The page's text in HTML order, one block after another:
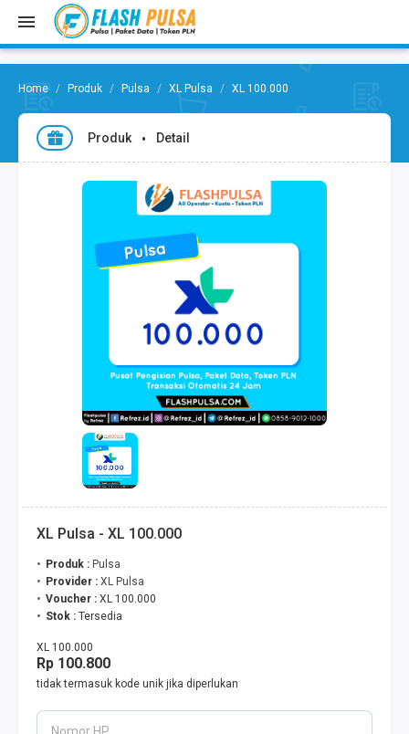
Produk Pulsa XL Pulsa XL 100.000
Produk Detail
XL Pulsa - XL 100.000
Produk : Pulsa
Provider : XL Pulsa
Voucher : XL 100.000
Stok : Tersedia
XL 100.000
Rp 100.800
tidak termasuk kode unik jika diperlukan